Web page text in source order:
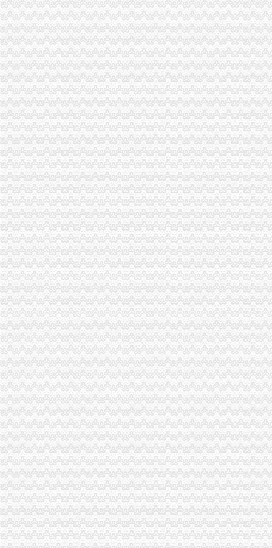
龙里县龙溪大道道路工程七工区（K19+950水场大桥400KVA）及（K
【重庆中国移动通信西部代理店（重庆市渝北区分局巡支队龙
靠谱的重庆营业执照代办-互动百科
重庆营业执照代办公司,一站式重庆工商注册代办公司费用多少钱服
番禺区代办棋牌营业执照-游戏专区-学犀牛中文网
重庆营业执照代办公司,信赖企业工坊,售后有保障_重庆康思腾企业
【58同城】代办营业执照代办营业执照
【58同城】龙溪代缴社保/公积金公司_龙溪社保/公积金咨询电话
【58同城】广州荔湾龙溪商标注册_龙溪商标注册费_龙溪商标注册代理
台州内资公司注册：免费代办公司注册,免费提供注册地址,代理记账
东莞代办营业执照公司大朗代办|变更股权|注册有限公司|变更地图片_
重庆财税疑难：代办工商,税务-重庆爱问分类
【58同城】重庆渝北龙溪内资公司注册服务_龙溪内资公司注册_龙溪内
执照转让,工商注册,代办营业执照,工商年检王经理_志趣网
彭水县龙溪乡电信代办点
代理进出口经营权博罗龙溪哪里有弘量会计专业成就精准-商务-十堰网
企业工坊以全新的管理模式,周到的重庆营业执照代办服务于广大客户
余庆县龙溪大众影音经营部_【电话地址_招聘信息_注册信息_信用信息
重庆资质代办找哪家好-中华机械网
靠得住的重庆工商注册代办公司-互动百科
【财务代帐和代办工商执照】-代理记帐-重庆赶集网
抚州市宝吉财务代理有限公司龙溪分公司_【电话地址_招聘信息_注册
重庆工商注册代办公司哪家好怎么样-中华机械网
余庆县龙溪中街电信营业厅_【电话地址_招聘信息_注册信息_信用信息
玉环艾德代理（公司注册个体户执照）注册商标续展台州公司注册今
重庆浪宇代办工商营业执照注册公司公司代帐记账-重庆58同城
广州市荔湾区龙溪小学食堂承包权采购项目招标公告_中国招标网_广东
理有限责任公司_重庆鑫洲财务管理有限责任公司】-代理记帐-重庆赶
开公司找商裕——凤凰网房产北京
在重庆创业要办营业执照找我们**吧价格很优惠哦重庆工商年检今题网
重庆公司注册、营业执照、记帐报税等服务重庆工商年检今题网
【九牛会计事务所常平桥头横沥企石茶山东坑大朗寮步松山湖江代
南坑街道-搜百科
余庆县龙溪镇天虹通讯手机专卖店_【电话地址_招聘信息_注册信息_信
长宁区老字号会计代帐公司-在龙溪路财务代理记账注册-上海58同城
重庆工商代办花多少钱就选企业工坊—深圳罗湖区国贸海外公司注册
干部作风转变
营业执照个体、公司注册,公司注销,专业代账
评价高的重庆工商注册代办口碑怎么样商业服务-久久信息网
晨报万事通_新浪新闻
企业登记代理国际贸易水城路龙溪路财务会计公司申报税-上海58同城
本期关注干部作风转变
渝北区安捷工商咨询服务部